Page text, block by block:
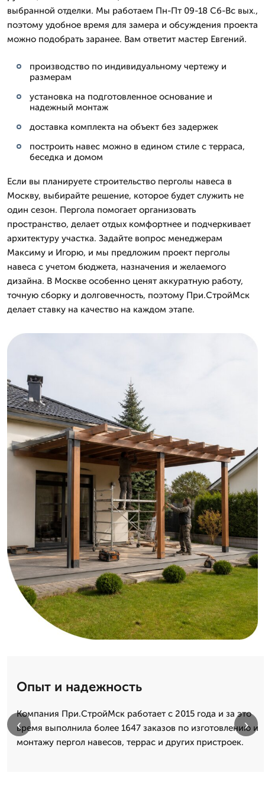
выбранной отделки. Мы работаем Пн-Пт 09-18 Сб-Вс вых.,
поэтому удобное время для замера и обсуждения проекта
можно подобрать заранее. Вам ответит мастер Евгений.
производство по индивидуальному чертежу и
размерам
установка на подготовленное основание и
надежный монтаж
доставка комплекта на объект без задержек
построить навес можно в едином стиле с терраса,
беседка и домом
Если вы планируете строительство перголы навеса в
Москву, выбирайте решение, которое будет служить не
один сезон. Пергола помогает организовать
пространство, делает отдых комфортнее и подчеркивает
архитектуру участка. Задайте вопрос менеджерам
Максиму и Игорю, и мы предложим проект перголы
навеса с учетом бюджета, назначения и желаемого
дизайна. В Москве особенно ценят аккуратную работу,
точную сборку и долговечность, поэтому При.СтройМск
делает ставку на качество на каждом этапе.
Опыт и надежность
Компания При.СтройМск работает с 2015 года и за это
время выполнила более 1647 заказов по изготовлению и
монтажу пергол навесов, террас и других пристроек.
‹ ›